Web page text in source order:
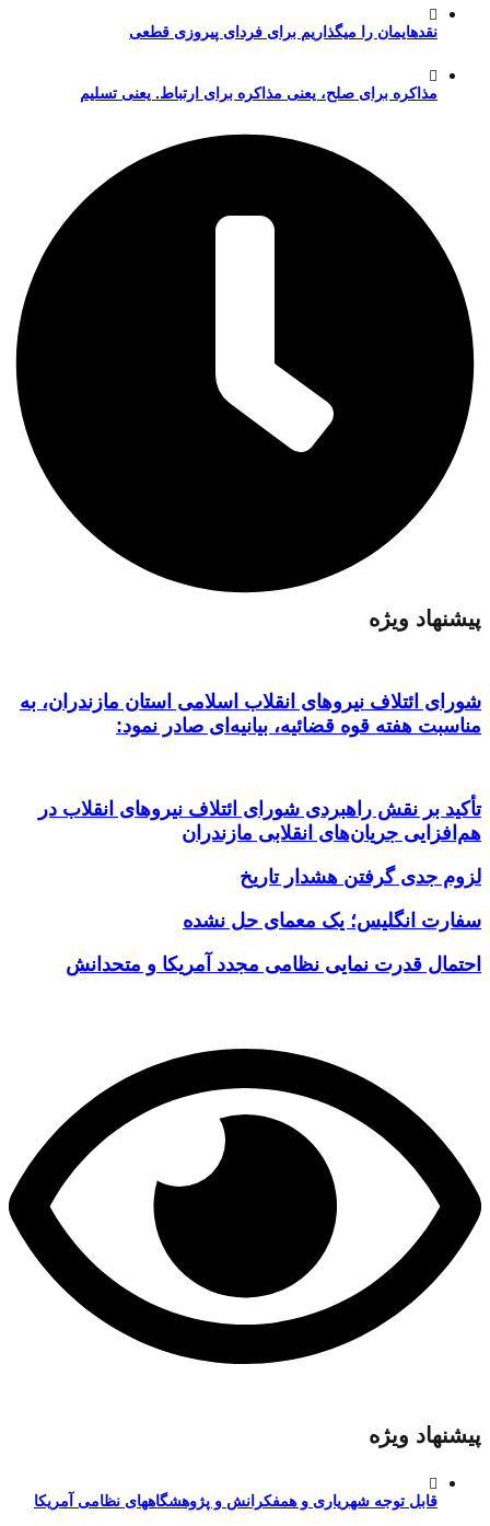
نقدهایمان را میگذاریم برای فردای پیروزی قطعی
مذاکره برای صلح، یعنی مذاکره برای ارتباط. یعنی تسلیم
پیشنهاد ویژه
شورای ائتلاف نیروهای انقلاب اسلامی استان مازندران، به
مناسبت هفته قوه قضائیه، بیانیه‌ای صادر نمود:
تأکید بر نقش راهبردی شورای ائتلاف نیروهای انقلاب در
هم‌افزایی جریان‌های انقلابی مازندران
لزوم جدی گرفتن هشدار تاریخ
سفارت انگلیس؛ یک معمای حل نشده
احتمال قدرت نمایی نظامی مجدد آمریکا و متحدانش
پیشنهاد ویژه
قابل توجه شهریاری و همفکرانش و پژوهشگاههای نظامی آمریکا